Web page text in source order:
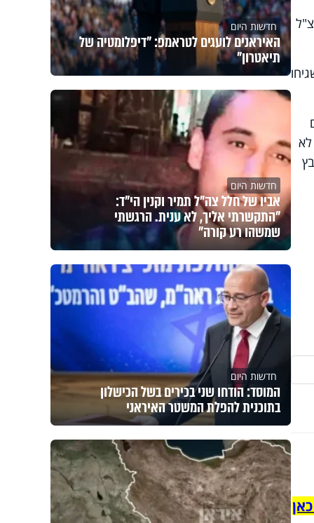
חדשות היום
האיראנים לועגים לטראמפ: "דיפלומטיה של
תיאטרון"
חדשות היום
אביו של חלל צה"ל תמיר וקנין הי"ד:
"התקשרתי אליך, לא ענית. הרגשתי
שמשהו רע קורה"
חדשות היום
המוסד: הודחו שני בכירים בשל הכישלון
בתוכנית להפלת המשטר האיראני